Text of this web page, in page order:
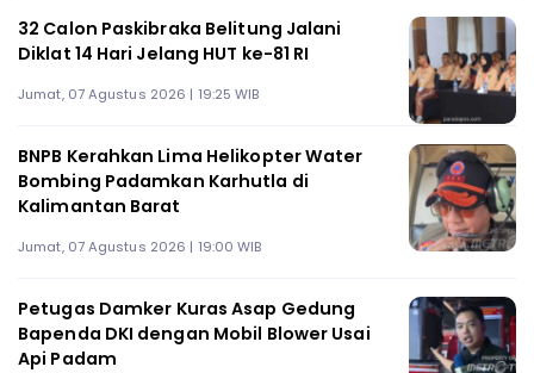
32 Calon Paskibraka Belitung Jalani
Diklat 14 Hari Jelang HUT ke-81 RI
Jumat, 07 Agustus 2026 | 19:25 WIB
BNPB Kerahkan Lima Helikopter Water
Bombing Padamkan Karhutla di
Kalimantan Barat
Jumat, 07 Agustus 2026 | 19:00 WIB
Petugas Damker Kuras Asap Gedung
Bapenda DKI dengan Mobil Blower Usai
Api Padam